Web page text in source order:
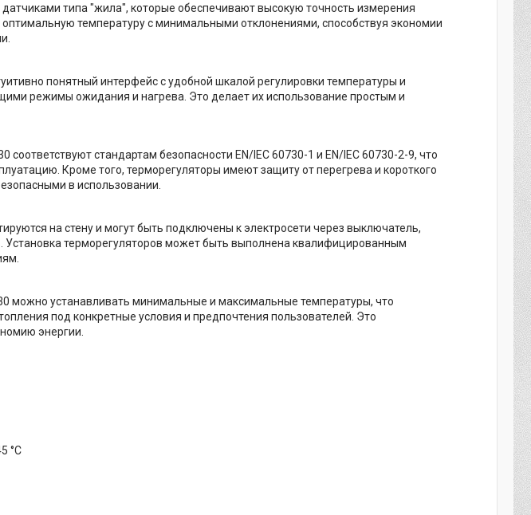
типа "жила", которые обеспечивают высокую точность измерения
температуру с минимальными отклонениями, способствуя экономии
понятный интерфейс с удобной шкалой регулировки температуры и
режимы ожидания и нагрева. Это делает их использование простым и
соответствуют стандартам безопасности EN/IEC 60730-1 и EN/IEC 60730-2-9, что
Кроме того, терморегуляторы имеют защиту от перегрева и короткого
в использовании.
на стену и могут быть подключены к электросети через выключатель,
терморегуляторов может быть выполнена квалифицированным
можно устанавливать минимальные и максимальные температуры, что
под конкретные условия и предпочтения пользователей. Это
энергии.
°C